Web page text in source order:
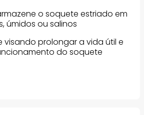
o soquete estriado em
úmidos ou salinos
visando prolongar a vida útil e
do soquete